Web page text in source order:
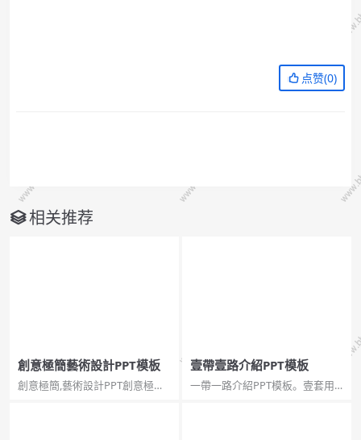
点赞(0)
相关推荐
創意極簡藝術設計PPT模板
創意極簡,藝術設計PPT創意極簡
壹帶壹路介紹PPT模板
一帶一路介紹PPT模板。壹套用